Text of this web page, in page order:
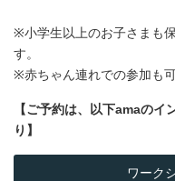
※小学生以上のお子さまも
す。
※赤ちゃん連れでの参加も可
【ご予約は、以下amaのイ
り】
ワーク